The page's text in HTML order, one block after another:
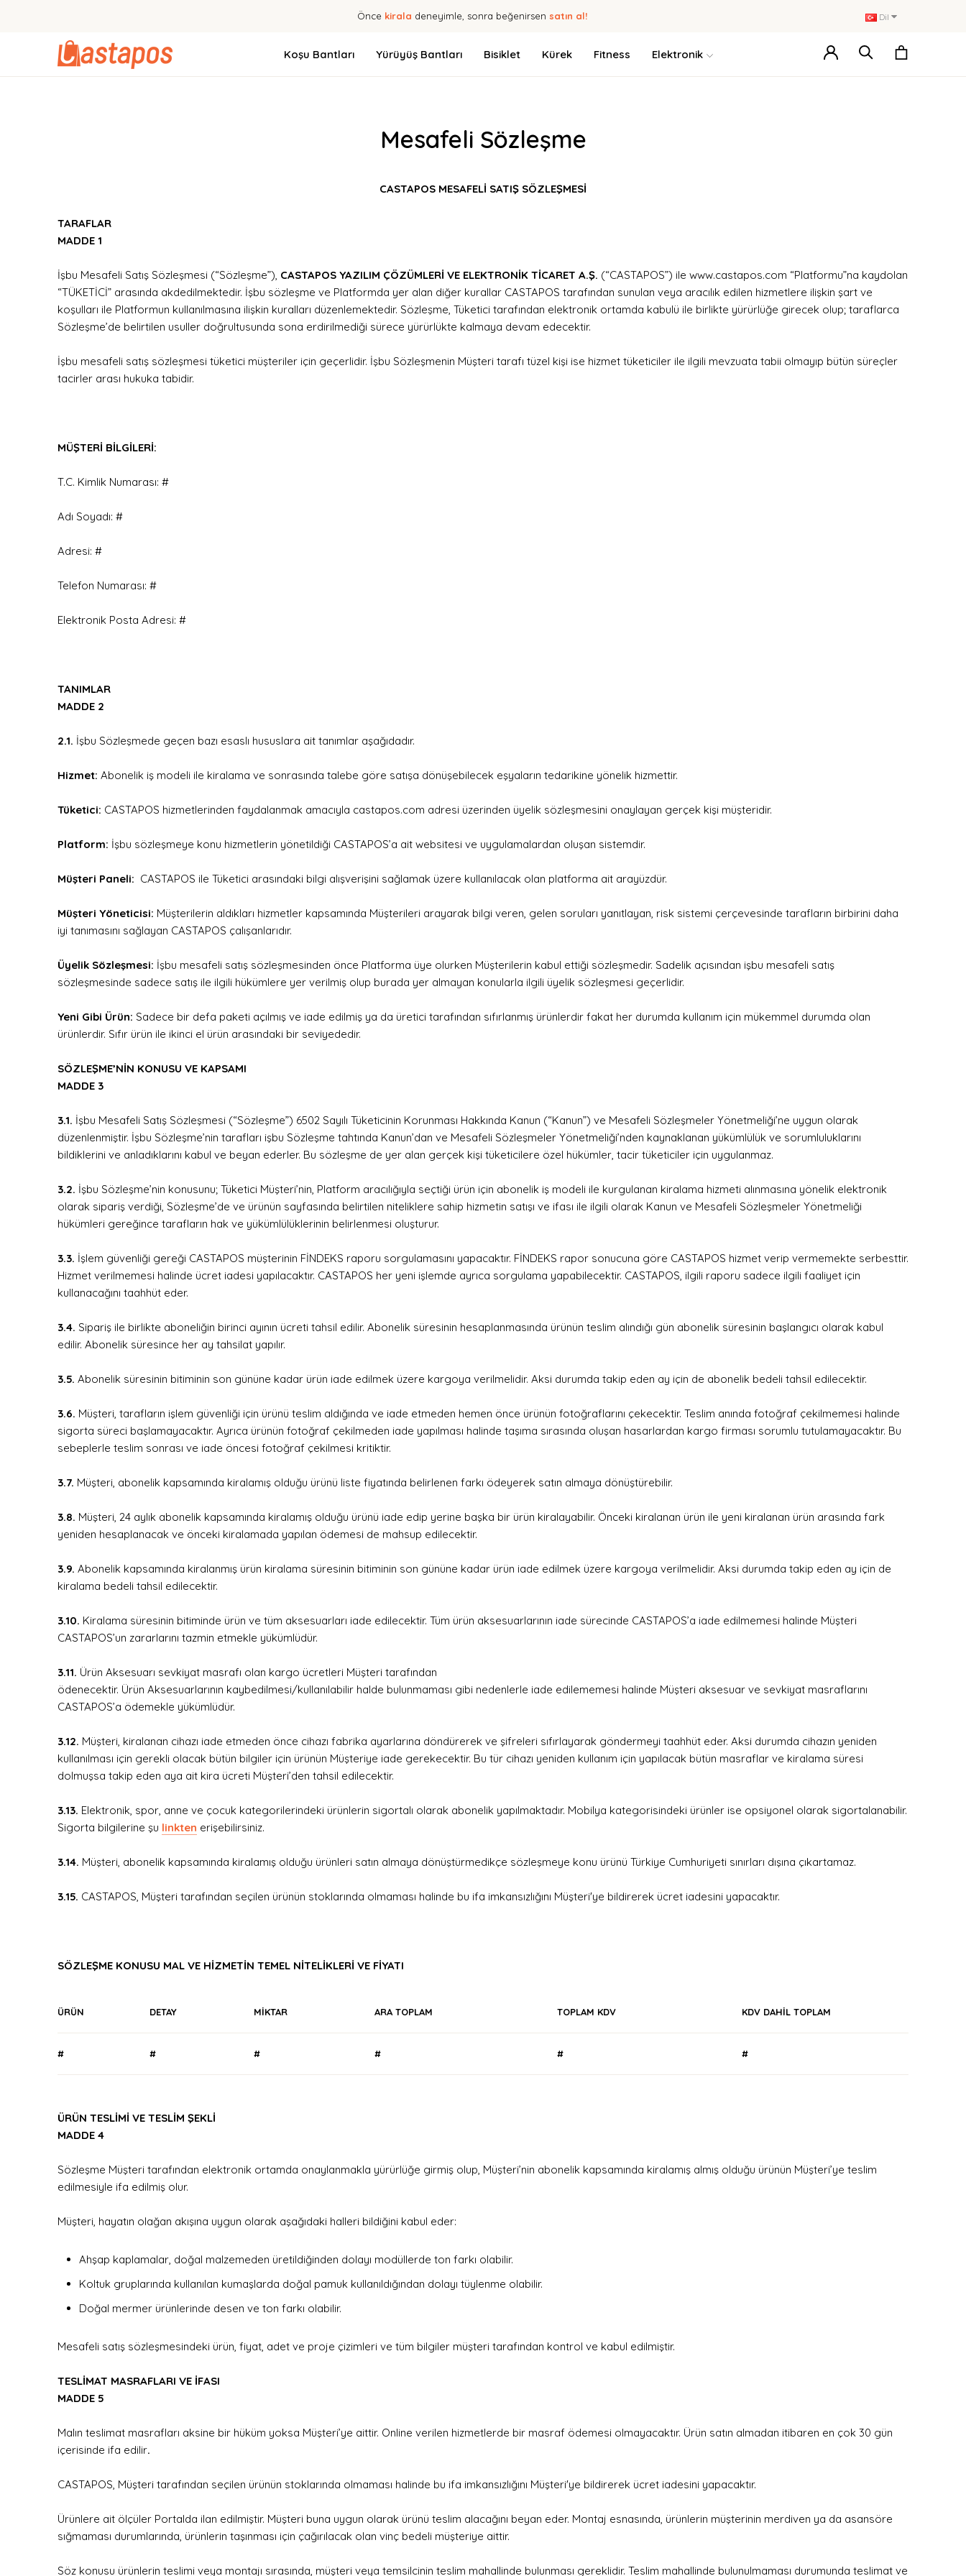
Dil
Önce kirala deneyimle, sonra beğenirsen satın al!
Koşu Bantları Yürüyüş Bantları Bisiklet Kürek Fitness Elektronik
Mesafeli Sözleşme
CASTAPOS MESAFELİ SATIŞ SÖZLEŞMESİ
TARAFLAR
MADDE 1
İşbu Mesafeli Satış Sözleşmesi (“Sözleşme”), CASTAPOS YAZILIM ÇÖZÜMLERİ VE ELEKTRONİK TİCARET A.Ş. (“CASTAPOS”) ile www.castapos.com “Platformu”na kaydolan
“TÜKETİCİ” arasında akdedilmektedir. İşbu sözleşme ve Platformda yer alan diğer kurallar CASTAPOS tarafından sunulan veya aracılık edilen hizmetlere ilişkin şart ve
koşulları ile Platformun kullanılmasına ilişkin kuralları düzenlemektedir. Sözleşme, Tüketici tarafından elektronik ortamda kabulü ile birlikte yürürlüğe girecek olup; taraflarca
Sözleşme’de belirtilen usuller doğrultusunda sona erdirilmediği sürece yürürlükte kalmaya devam edecektir.
İşbu mesafeli satış sözleşmesi tüketici müşteriler için geçerlidir. İşbu Sözleşmenin Müşteri tarafı tüzel kişi ise hizmet tüketiciler ile ilgili mevzuata tabii olmayıp bütün süreçler
tacirler arası hukuka tabidir.
MÜŞTERİ BİLGİLERİ:
T.C. Kimlik Numarası: #
Adı Soyadı: #
Adresi: #
Telefon Numarası: #
Elektronik Posta Adresi: #
TANIMLAR
MADDE 2
2.1. İşbu Sözleşmede geçen bazı esaslı hususlara ait tanımlar aşağıdadır.
Hizmet: Abonelik iş modeli ile kiralama ve sonrasında talebe göre satışa dönüşebilecek eşyaların tedarikine yönelik hizmettir.
Tüketici: CASTAPOS hizmetlerinden faydalanmak amacıyla castapos.com adresi üzerinden üyelik sözleşmesini onaylayan gerçek kişi müşteridir.
Platform: İşbu sözleşmeye konu hizmetlerin yönetildiği CASTAPOS’a ait websitesi ve uygulamalardan oluşan sistemdir.
Müşteri Paneli: CASTAPOS ile Tüketici arasındaki bilgi alışverişini sağlamak üzere kullanılacak olan platforma ait arayüzdür.
Müşteri Yöneticisi: Müşterilerin aldıkları hizmetler kapsamında Müşterileri arayarak bilgi veren, gelen soruları yanıtlayan, risk sistemi çerçevesinde tarafların birbirini daha
iyi tanımasını sağlayan CASTAPOS çalışanlarıdır.
Üyelik Sözleşmesi: İşbu mesafeli satış sözleşmesinden önce Platforma üye olurken Müşterilerin kabul ettiği sözleşmedir. Sadelik açısından işbu mesafeli satış
sözleşmesinde sadece satış ile ilgili hükümlere yer verilmiş olup burada yer almayan konularla ilgili üyelik sözleşmesi geçerlidir.
Yeni Gibi Ürün: Sadece bir defa paketi açılmış ve iade edilmiş ya da üretici tarafından sıfırlanmış ürünlerdir fakat her durumda kullanım için mükemmel durumda olan
ürünlerdir. Sıfır ürün ile ikinci el ürün arasındaki bir seviyededir.
SÖZLEŞME’NİN KONUSU VE KAPSAMI
MADDE 3
3.1. İşbu Mesafeli Satış Sözleşmesi (“Sözleşme”) 6502 Sayılı Tüketicinin Korunması Hakkında Kanun (“Kanun”) ve Mesafeli Sözleşmeler Yönetmeliği’ne uygun olarak
düzenlenmiştir. İşbu Sözleşme’nin tarafları işbu Sözleşme tahtında Kanun’dan ve Mesafeli Sözleşmeler Yönetmeliği’nden kaynaklanan yükümlülük ve sorumluluklarını
bildiklerini ve anladıklarını kabul ve beyan ederler. Bu sözleşme de yer alan gerçek kişi tüketicilere özel hükümler, tacir tüketiciler için uygulanmaz.
3.2. İşbu Sözleşme’nin konusunu; Tüketici Müşteri’nin, Platform aracılığıyla seçtiği ürün için abonelik iş modeli ile kurgulanan kiralama hizmeti alınmasına yönelik elektronik
olarak sipariş verdiği, Sözleşme’de ve ürünün sayfasında belirtilen niteliklere sahip hizmetin satışı ve ifası ile ilgili olarak Kanun ve Mesafeli Sözleşmeler Yönetmeliği
hükümleri gereğince tarafların hak ve yükümlülüklerinin belirlenmesi oluşturur.
3.3. İşlem güvenliği gereği CASTAPOS müşterinin FİNDEKS raporu sorgulamasını yapacaktır. FİNDEKS rapor sonucuna göre CASTAPOS hizmet verip vermemekte serbesttir.
Hizmet verilmemesi halinde ücret iadesi yapılacaktır. CASTAPOS her yeni işlemde ayrıca sorgulama yapabilecektir. CASTAPOS, ilgili raporu sadece ilgili faaliyet için
kullanacağını taahhüt eder.
3.4. Sipariş ile birlikte aboneliğin birinci ayının ücreti tahsil edilir. Abonelik süresinin hesaplanmasında ürünün teslim alındığı gün abonelik süresinin başlangıcı olarak kabul
edilir. Abonelik süresince her ay tahsilat yapılır.
3.5. Abonelik süresinin bitiminin son gününe kadar ürün iade edilmek üzere kargoya verilmelidir. Aksi durumda takip eden ay için de abonelik bedeli tahsil edilecektir.
3.6. Müşteri, tarafların işlem güvenliği için ürünü teslim aldığında ve iade etmeden hemen önce ürünün fotoğraflarını çekecektir. Teslim anında fotoğraf çekilmemesi halinde
sigorta süreci başlamayacaktır. Ayrıca ürünün fotoğraf çekilmeden iade yapılması halinde taşıma sırasında oluşan hasarlardan kargo firması sorumlu tutulamayacaktır. Bu
sebeplerle teslim sonrası ve iade öncesi fotoğraf çekilmesi kritiktir.
3.7. Müşteri, abonelik kapsamında kiralamış olduğu ürünü liste fiyatında belirlenen farkı ödeyerek satın almaya dönüştürebilir.
3.8. Müşteri, 24 aylık abonelik kapsamında kiralamış olduğu ürünü iade edip yerine başka bir ürün kiralayabilir. Önceki kiralanan ürün ile yeni kiralanan ürün arasında fark
yeniden hesaplanacak ve önceki kiralamada yapılan ödemesi de mahsup edilecektir.
3.9. Abonelik kapsamında kiralanmış ürün kiralama süresinin bitiminin son gününe kadar ürün iade edilmek üzere kargoya verilmelidir. Aksi durumda takip eden ay için de
kiralama bedeli tahsil edilecektir.
3.10. Kiralama süresinin bitiminde ürün ve tüm aksesuarları iade edilecektir. Tüm ürün aksesuarlarının iade sürecinde CASTAPOS’a iade edilmemesi halinde Müşteri
CASTAPOS’un zararlarını tazmin etmekle yükümlüdür.
3.11. Ürün Aksesuarı sevkiyat masrafı olan kargo ücretleri Müşteri tarafından
ödenecektir. Ürün Aksesuarlarının kaybedilmesi/kullanılabilir halde bulunmaması gibi nedenlerle iade edilememesi halinde Müşteri aksesuar ve sevkiyat masraflarını
CASTAPOS’a ödemekle yükümlüdür.
3.12. Müşteri, kiralanan cihazı iade etmeden önce cihazı fabrika ayarlarına döndürerek ve şifreleri sıfırlayarak göndermeyi taahhüt eder. Aksi durumda cihazın yeniden
kullanılması için gerekli olacak bütün bilgiler için ürünün Müşteriye iade gerekecektir. Bu tür cihazı yeniden kullanım için yapılacak bütün masraflar ve kiralama süresi
dolmuşsa takip eden aya ait kira ücreti Müşteri’den tahsil edilecektir.
3.13. Elektronik, spor, anne ve çocuk kategorilerindeki ürünlerin sigortalı olarak abonelik yapılmaktadır. Mobilya kategorisindeki ürünler ise opsiyonel olarak sigortalanabilir.
Sigorta bilgilerine şu linkten erişebilirsiniz.
3.14. Müşteri, abonelik kapsamında kiralamış olduğu ürünleri satın almaya dönüştürmedikçe sözleşmeye konu ürünü Türkiye Cumhuriyeti sınırları dışına çıkartamaz.
3.15. CASTAPOS, Müşteri tarafından seçilen ürünün stoklarında olmaması halinde bu ifa imkansızlığını Müşteri'ye bildirerek ücret iadesini yapacaktır.
SÖZLEŞME KONUSU MAL VE HİZMETİN TEMEL NİTELİKLERİ VE FİYATI
ÜRÜN DETAY MİKTAR ARA TOPLAM TOPLAM KDV KDV DAHİL TOPLAM
# # # # # #
ÜRÜN TESLİMİ VE TESLİM ŞEKLİ
MADDE 4
Sözleşme Müşteri tarafından elektronik ortamda onaylanmakla yürürlüğe girmiş olup, Müşteri’nin abonelik kapsamında kiralamış almış olduğu ürünün Müşteri’ye teslim
edilmesiyle ifa edilmiş olur.
Müşteri, hayatın olağan akışına uygun olarak aşağıdaki halleri bildiğini kabul eder:
Ahşap kaplamalar, doğal malzemeden üretildiğinden dolayı modüllerde ton farkı olabilir.
Koltuk gruplarında kullanılan kumaşlarda doğal pamuk kullanıldığından dolayı tüylenme olabilir.
Doğal mermer ürünlerinde desen ve ton farkı olabilir.
Mesafeli satış sözleşmesindeki ürün, fiyat, adet ve proje çizimleri ve tüm bilgiler müşteri tarafından kontrol ve kabul edilmiştir.
TESLİMAT MASRAFLARI VE İFASI
MADDE 5
Malın teslimat masrafları aksine bir hüküm yoksa Müşteri’ye aittir. Online verilen hizmetlerde bir masraf ödemesi olmayacaktır. Ürün satın almadan itibaren en çok 30 gün
içerisinde ifa edilir.
CASTAPOS, Müşteri tarafından seçilen ürünün stoklarında olmaması halinde bu ifa imkansızlığını Müşteri'ye bildirerek ücret iadesini yapacaktır.
Ürünlere ait ölçüler Portalda ilan edilmiştir. Müşteri buna uygun olarak ürünü teslim alacağını beyan eder. Montaj esnasında, ürünlerin müşterinin merdiven ya da asansöre
sığmaması durumlarında, ürünlerin taşınması için çağırılacak olan vinç bedeli müşteriye aittir.
Söz konusu ürünlerin teslimi veya montajı sırasında, müşteri veya temsilcinin teslim mahallinde bulunması gereklidir. Teslim mahallinde bulunulmaması durumunda teslimat ve